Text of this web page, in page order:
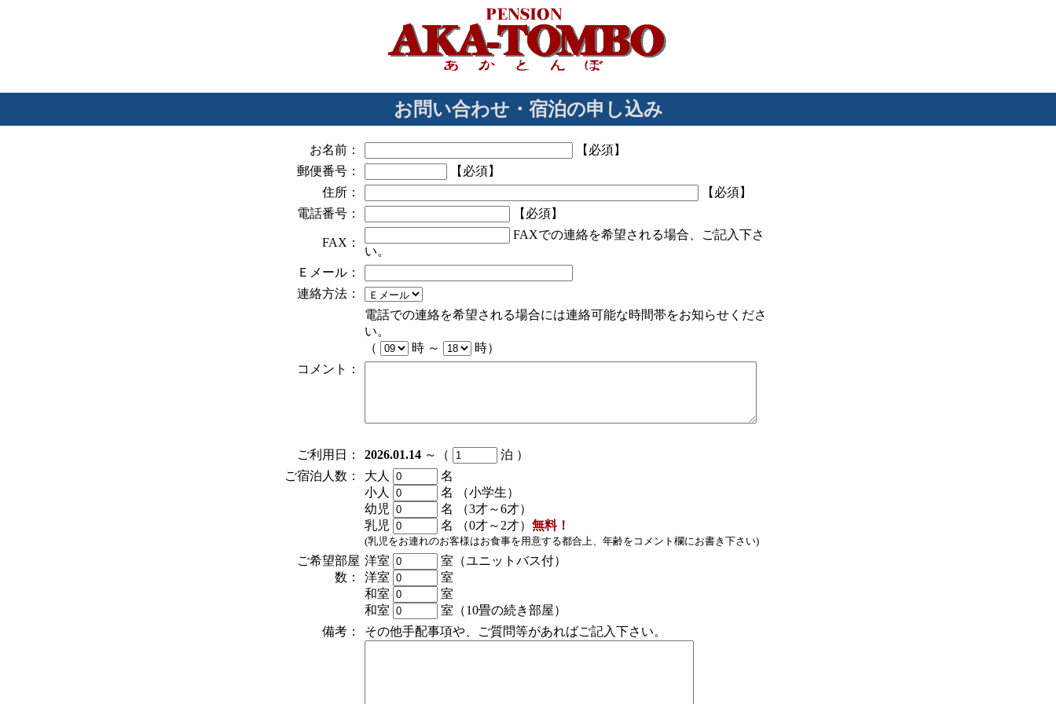
お問い合わせ・宿泊の申し込み
お名前：
【必須】
郵便番号：
【必須】
住所：
【必須】
電話番号：
【必須】
FAX：
FAXでの連絡を希望される場合、ご記入下さ
い。
Ｅメール：
連絡方法：
電話での連絡を希望される場合には連絡可能な時間帯をお知らせくださ
い。
（
時 ～
時）
コメント：
ご利用日： 2026.01.14 ～（
泊 ）
ご宿泊人数：
大人
名
小人
名
（小学生）
幼児
名
（3才～6才）
乳児
名 （0才～2才） 無料！
(乳児をお連れのお客様はお食事を用意する都合上、年齢をコメント欄にお書き下さい)
ご希望部屋
数：
洋室
室（ユニットバス付）
洋室
室
和室
室
和室
室（10畳の続き部屋）
備考：
その他手配事項や、ご質問等があればご記入下さい。